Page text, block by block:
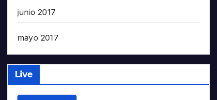
junio 2017
mayo 2017
Live